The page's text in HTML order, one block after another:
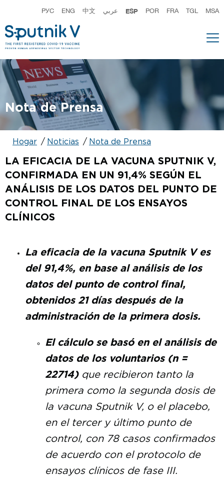
РУС ENG 中文 عربي ESP POR FRA TGL MSA
Nota de Prensa
Hogar Noticias Nota de Prensa
LA EFICACIA DE LA VACUNA SPUTNIK V,
CONFIRMADA EN UN 91,4% SEGÚN EL
ANÁLISIS DE LOS DATOS DEL PUNTO DE
CONTROL FINAL DE LOS ENSAYOS
CLÍNICOS
La eficacia de la vacuna Sputnik V es
del 91,4%, en base al análisis de los
datos del punto de control final,
obtenidos 21 días después de la
administración de la primera dosis.
El cálculo se basó en el análisis de
datos de los voluntarios (n =
22714) que recibieron tanto la
primera como la segunda dosis de
la vacuna Sputnik V, o el placebo,
en el tercer y último punto de
control, con 78 casos confirmados
de acuerdo con el protocolo de
ensayos clínicos de fase III.